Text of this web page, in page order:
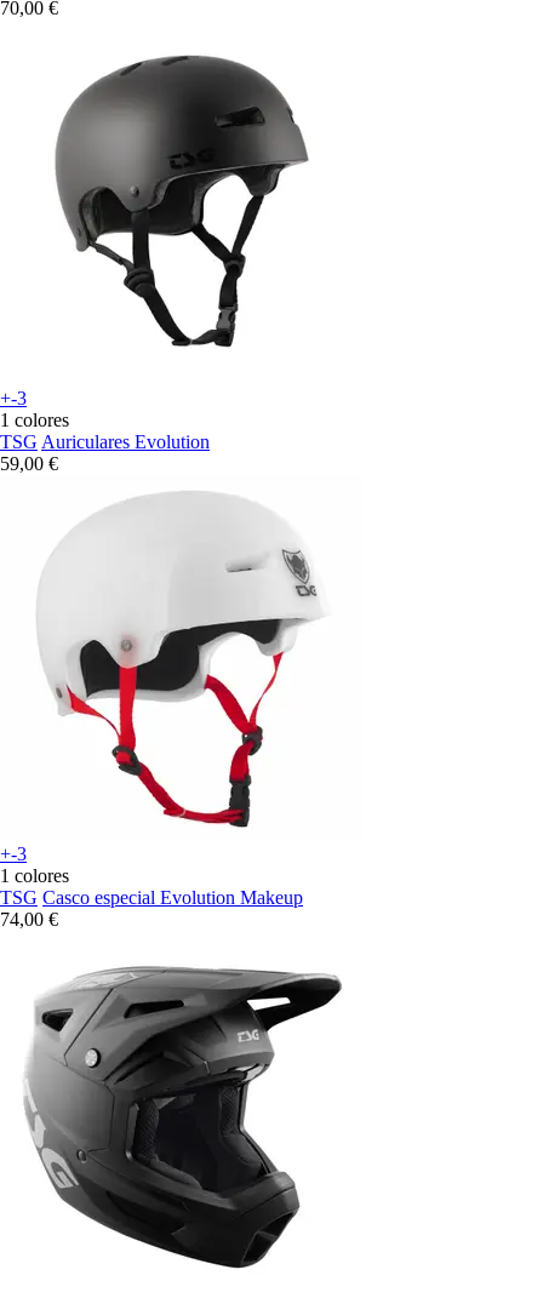
70,00 €
+-3
1 colores
TSG Auriculares Evolution
59,00 €
+-3
1 colores
TSG Casco especial Evolution Makeup
74,00 €